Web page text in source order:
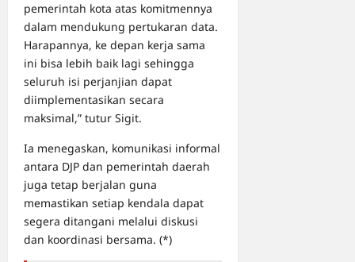
pemerintah kota atas komitmennya
dalam mendukung pertukaran data.
Harapannya, ke depan kerja sama
ini bisa lebih baik lagi sehingga
seluruh isi perjanjian dapat
diimplementasikan secara
maksimal,” tutur Sigit.
Ia menegaskan, komunikasi informal
antara DJP dan pemerintah daerah
juga tetap berjalan guna
memastikan setiap kendala dapat
segera ditangani melalui diskusi
dan koordinasi bersama. (*)